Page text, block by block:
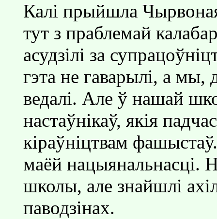
Калi прыйшла
тут з праблемай
асудзiлi за
гэта не гаварылi, а мы,
ведалi. Але ў нашай
настаўнiкаў, якiя
кiраўнiцтвам
маёй нацыянальнасцi.
школы, але знайшлi
паводзiнах.